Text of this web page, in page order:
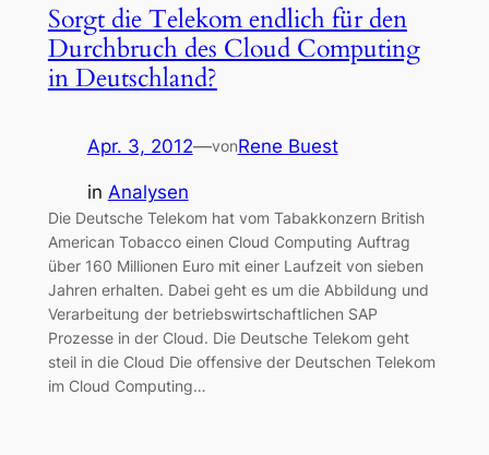
Sorgt die Telekom endlich für den
Durchbruch des Cloud Computing
in Deutschland?
Apr. 3, 2012—vonRene Buest
in Analysen
Die Deutsche Telekom hat vom Tabakkonzern British
American Tobacco einen Cloud Computing Auftrag
über 160 Millionen Euro mit einer Laufzeit von sieben
Jahren erhalten. Dabei geht es um die Abbildung und
Verarbeitung der betriebswirtschaftlichen SAP
Prozesse in der Cloud. Die Deutsche Telekom geht
steil in die Cloud Die offensive der Deutschen Telekom
im Cloud Computing…